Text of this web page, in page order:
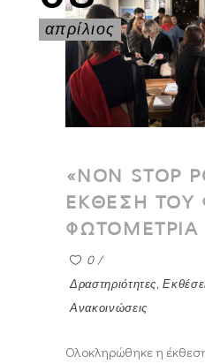
απρίλιος
«NON STOP
ΕΚΘΕΣΗ ΤΟΥ
0
Δραστηριότητες ,
Ανακοινώσεις
Ολοκληρώθηκε η